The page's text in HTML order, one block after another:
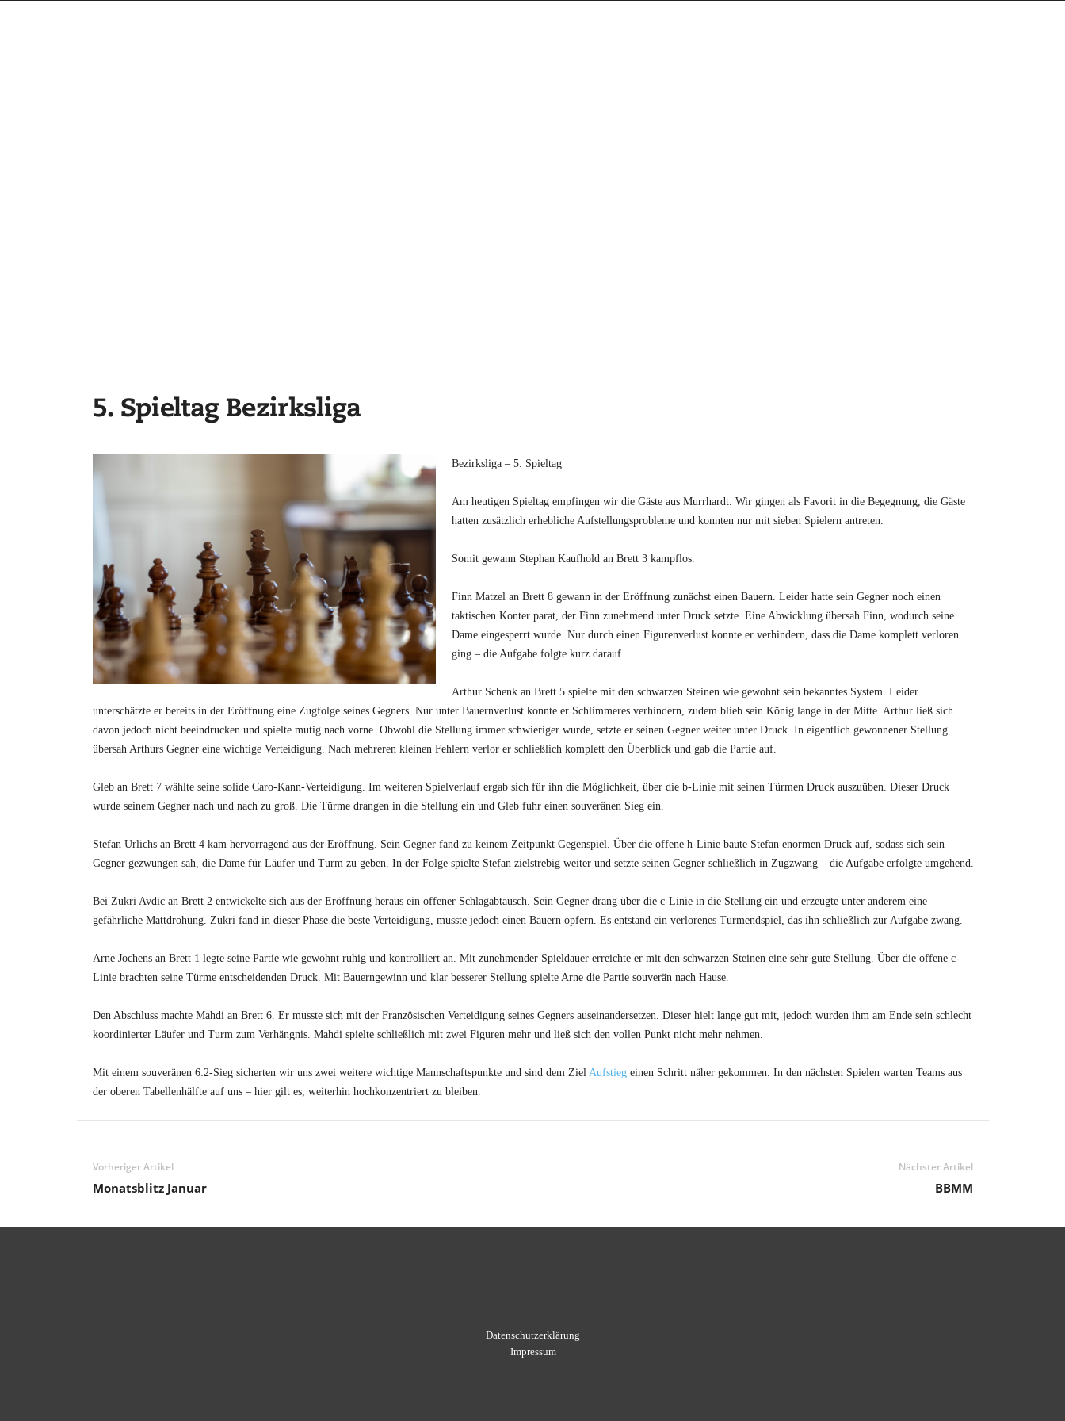
5. Spieltag Bezirksliga
Bezirksliga – 5. Spieltag
Am heutigen Spieltag empfingen wir die Gäste aus Murrhardt. Wir gingen als Favorit in die Begegnung, die Gäste
hatten zusätzlich erhebliche Aufstellungsprobleme und konnten nur mit sieben Spielern antreten.
Somit gewann Stephan Kaufhold an Brett 3 kampflos.
Finn Matzel an Brett 8 gewann in der Eröffnung zunächst einen Bauern. Leider hatte sein Gegner noch einen
taktischen Konter parat, der Finn zunehmend unter Druck setzte. Eine Abwicklung übersah Finn, wodurch seine
Dame eingesperrt wurde. Nur durch einen Figurenverlust konnte er verhindern, dass die Dame komplett verloren
ging – die Aufgabe folgte kurz darauf.
Arthur Schenk an Brett 5 spielte mit den schwarzen Steinen wie gewohnt sein bekanntes System. Leider
unterschätzte er bereits in der Eröffnung eine Zugfolge seines Gegners. Nur unter Bauernverlust konnte er Schlimmeres verhindern, zudem blieb sein König lange in der Mitte. Arthur ließ sich
davon jedoch nicht beeindrucken und spielte mutig nach vorne. Obwohl die Stellung immer schwieriger wurde, setzte er seinen Gegner weiter unter Druck. In eigentlich gewonnener Stellung
übersah Arthurs Gegner eine wichtige Verteidigung. Nach mehreren kleinen Fehlern verlor er schließlich komplett den Überblick und gab die Partie auf.
Gleb an Brett 7 wählte seine solide Caro-Kann-Verteidigung. Im weiteren Spielverlauf ergab sich für ihn die Möglichkeit, über die b-Linie mit seinen Türmen Druck auszuüben. Dieser Druck
wurde seinem Gegner nach und nach zu groß. Die Türme drangen in die Stellung ein und Gleb fuhr einen souveränen Sieg ein.
Stefan Urlichs an Brett 4 kam hervorragend aus der Eröffnung. Sein Gegner fand zu keinem Zeitpunkt Gegenspiel. Über die offene h-Linie baute Stefan enormen Druck auf, sodass sich sein
Gegner gezwungen sah, die Dame für Läufer und Turm zu geben. In der Folge spielte Stefan zielstrebig weiter und setzte seinen Gegner schließlich in Zugzwang – die Aufgabe erfolgte umgehend.
Bei Zukri Avdic an Brett 2 entwickelte sich aus der Eröffnung heraus ein offener Schlagabtausch. Sein Gegner drang über die c-Linie in die Stellung ein und erzeugte unter anderem eine
gefährliche Mattdrohung. Zukri fand in dieser Phase die beste Verteidigung, musste jedoch einen Bauern opfern. Es entstand ein verlorenes Turmendspiel, das ihn schließlich zur Aufgabe zwang.
Arne Jochens an Brett 1 legte seine Partie wie gewohnt ruhig und kontrolliert an. Mit zunehmender Spieldauer erreichte er mit den schwarzen Steinen eine sehr gute Stellung. Über die offene c-
Linie brachten seine Türme entscheidenden Druck. Mit Bauerngewinn und klar besserer Stellung spielte Arne die Partie souverän nach Hause.
Den Abschluss machte Mahdi an Brett 6. Er musste sich mit der Französischen Verteidigung seines Gegners auseinandersetzen. Dieser hielt lange gut mit, jedoch wurden ihm am Ende sein schlecht
koordinierter Läufer und Turm zum Verhängnis. Mahdi spielte schließlich mit zwei Figuren mehr und ließ sich den vollen Punkt nicht mehr nehmen.
Mit einem souveränen 6:2-Sieg sicherten wir uns zwei weitere wichtige Mannschaftspunkte und sind dem Ziel Aufstiegeinen Schritt näher gekommen. In den nächsten Spielen warten Teams aus
der oberen Tabellenhälfte auf uns – hier gilt es, weiterhin hochkonzentriert zu bleiben.
Vorheriger Artikel
Monatsblitz Januar
Nächster Artikel
BBMM
Datenschutzerklärung
Impressum